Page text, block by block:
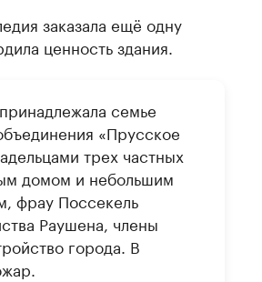
заказала ещё одну
ценность здания.
семье
«Прусское
трех частных
домом и небольшим
фрау Поссекель
Раушена, члены
города. В